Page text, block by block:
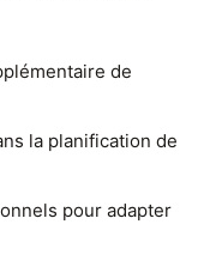
de
la planification de
pour adapter